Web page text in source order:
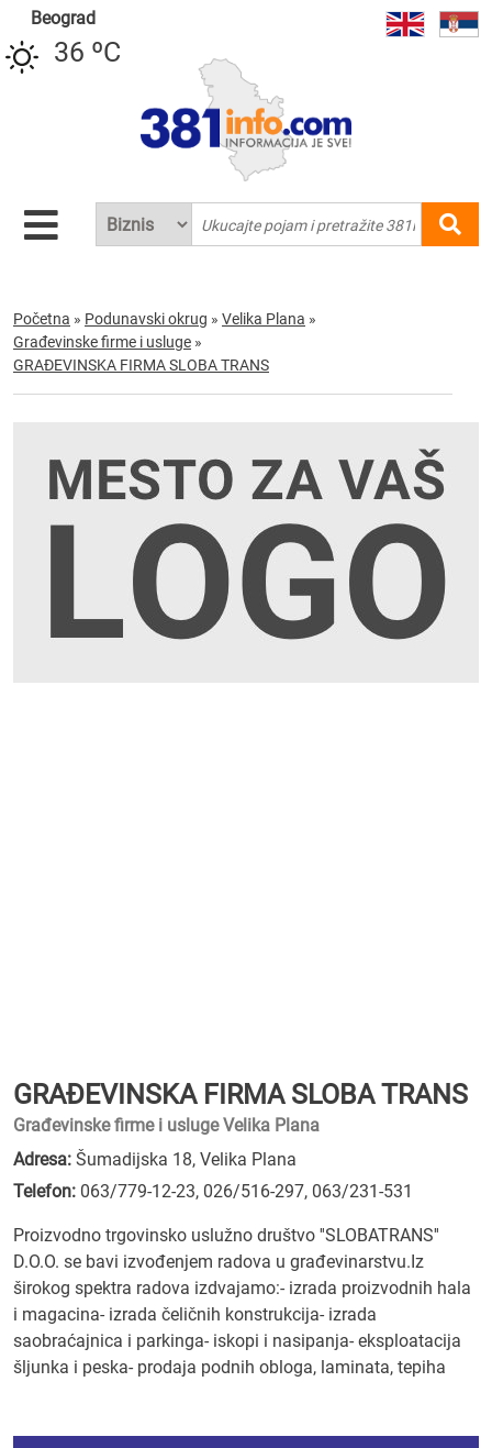
Beograd
36 ºC
Početna » Podunavski okrug » Velika Plana »
Građevinske firme i usluge »
GRAĐEVINSKA FIRMA SLOBA TRANS
GRAĐEVINSKA FIRMA SLOBA TRANS
Građevinske firme i usluge Velika Plana
Adresa: Šumadijska 18, Velika Plana
Telefon: 063/779-12-23, 026/516-297, 063/231-531
Proizvodno trgovinsko uslužno društvo ''SLOBATRANS''
D.O.O. se bavi izvođenjem radova u građevinarstvu.Iz
širokog spektra radova izdvajamo:- izrada proizvodnih hala
i magacina- izrada čeličnih konstrukcija- izrada
saobraćajnica i parkinga- iskopi i nasipanja- eksploatacija
šljunka i peska- prodaja podnih obloga, laminata, tepiha